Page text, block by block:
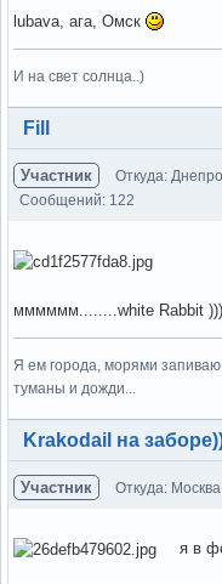
lubava, ага, Омск
И на свет солнца..)
Вне форума
Fill
Участник Откуда:
Сообщений: 122
мммммм........white Rabbit )))
Я ем города, морями
туманы и дожди...
Вне форума
Krakodail на
Участник Откуда: Москва
я в